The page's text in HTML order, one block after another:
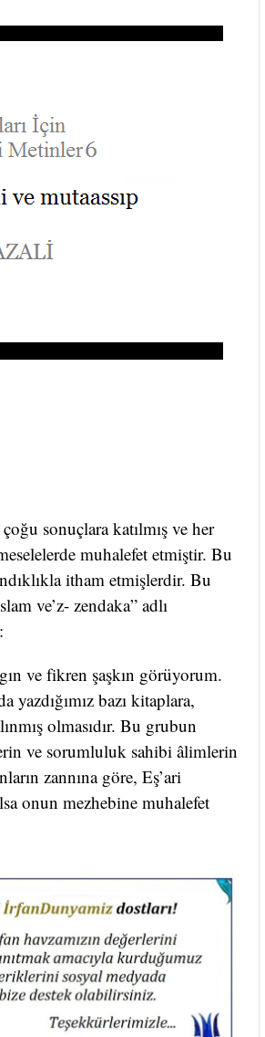
sonuçlara katılmış ve her
muhalefet etmiştir. Bu
itham etmişlerdir. Bu
ve’z- zendaka” adlı
ve fikren şaşkın görüyorum.
yazdığımız bazı kitaplara,
olmasıdır. Bu grubun
ve sorumluluk sahibi âlimlerin
zannına göre, Eş’ari
onun mezhebine muhalefet